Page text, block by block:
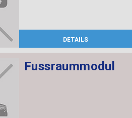
DETAILS
Fussraummodul